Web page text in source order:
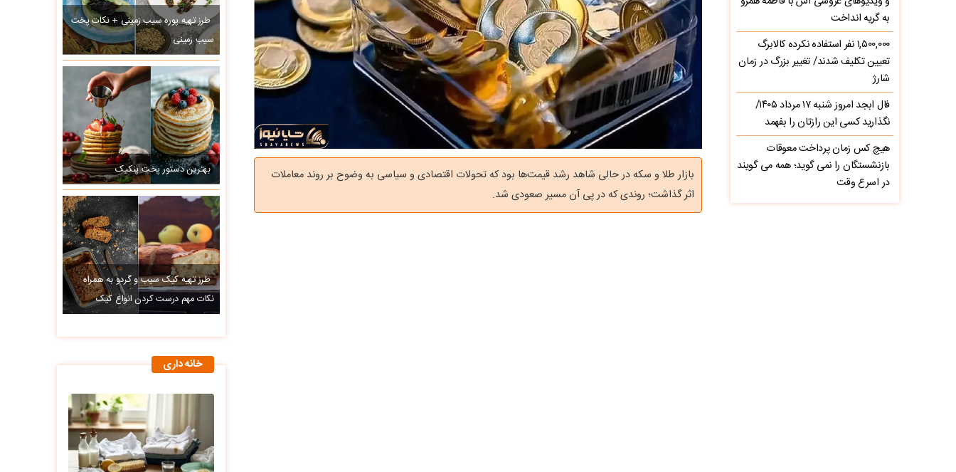
بازار طلا و سکه در حالی شاهد رشد قیمت‌ها بود که تحولات اقتصادی و سیاسی به وضوح بر روند معاملات
اثر گذاشت؛ روندی که در پی آن مسیر صعودی شد.
طرز تهیه پوره سیب زمینی + نکات پخت
سیب زمینی
بهترین دستور پخت پنکیک
طرز تهیه کیک سیب و گردو به همراه
نکات مهم درست کردن انواع کیک
خانه داری
به گریه انداخت
۱,۵۰۰,۰۰۰ نفر استفاده نکرده کالابرگ
تعیین تکلیف شدند/ تغییر بزرگ در زمان
شارژ
فال ابجد امروز شنبه ۱۷ مرداد ۱۴۰۵/
نگذارید کسی این رازتان را بفهمد
هیچ کس زمان پرداخت معوقات
بازنشستگان را نمی گوید؛ همه می گویند
در اسرع وقت